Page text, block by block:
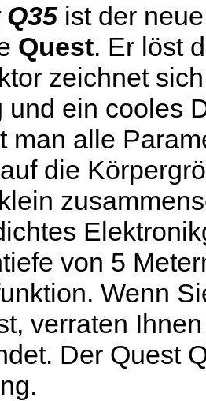
ist der
Quest. Er löst
zeichnet
und ein cooles
man alle
die
von 5
Wenn
verraten
Der Quest